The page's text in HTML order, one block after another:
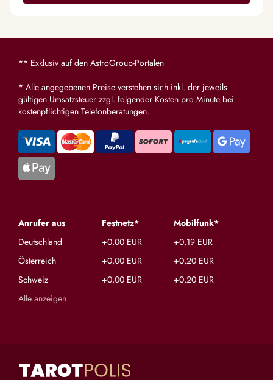
** Exklusiv auf den AstroGroup-Portalen
* Alle angegebenen Preise verstehen sich inkl. der jeweils
gültigen Umsatzsteuer zzgl. folgender Kosten pro Minute bei
kostenpflichtigen Telefonberatungen.
Anrufer aus Festnetz*
Mobilfunk*
Deutschland
+0,00 EUR
+0,19 EUR
Österreich
+0,00 EUR
+0,20 EUR
Schweiz
+0,00 EUR
+0,20 EUR
Alle anzeigen